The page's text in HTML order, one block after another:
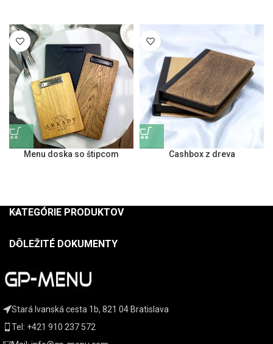
Menu doska so štipcom Cashbox z dreva
KATEGÓRIE PRODUKTOV
DÔLEŽITÉ DOKUMENTY
Stará Ivanská cesta 1b, 821 04 Bratislava
Tel: +421 910 237 572